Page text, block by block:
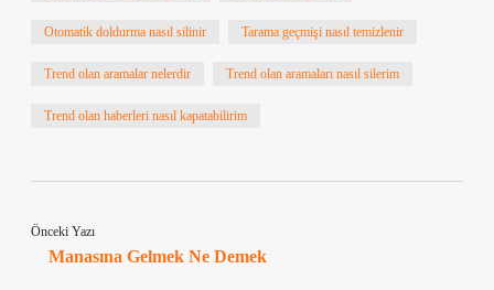
Otomatik doldurma nasıl silinir Tarama geçmişi nasıl temizlenir
Trend olan aramalar nelerdir Trend olan aramaları nasıl silerim
Trend olan haberleri nasıl kapatabilirim
Önceki Yazı
Manasına Gelmek Ne Demek